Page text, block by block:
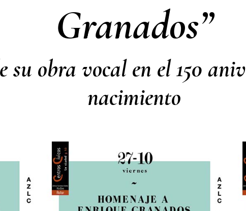
Granados”
su obra vocal en el 150
nacimiento